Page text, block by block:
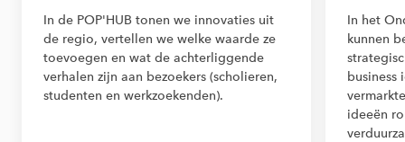
In de POP'HUB tonen we innovaties uit
de regio, vertellen we welke waarde ze
toevoegen en wat de achterliggende
verhalen zijn aan bezoekers (scholieren,
studenten en werkzoekenden).
In het
kunnen
business
ideeën